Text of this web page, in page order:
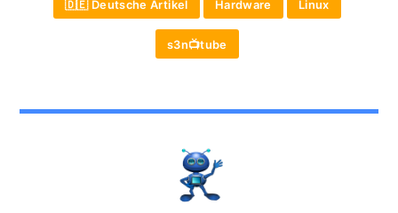
🇩🇪 Deutsche Artikel Hardware Linux
s3n📺tube